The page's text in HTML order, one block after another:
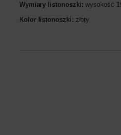
Wymiary listonoszki: wysokość
Kolor listonoszki: złoty